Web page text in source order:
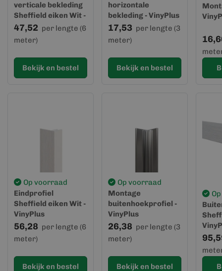
verticale bekleding
Sheffield eiken Wit -
VinyPlus
47,52 per lengte (6
meter)
Bekijk en bestel
horizontale
bekleding - VinyPlus
17,53 per lengte (3
meter)
Bekijk en bestel
Op voorraad
Eindprofiel
Sheffield eiken Wit -
VinyPlus
56,28 per lengte (6
meter)
Bekijk en bestel
Op voorraad
Montage
buitenhoekprofiel -
VinyPlus
26,38 per lengte (3
meter)
Bekijk en bestel